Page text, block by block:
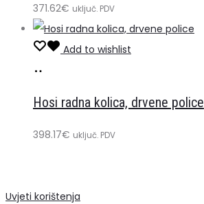
371.62€ uključ. PDV
Add to wishlist
košaricu
Hosi radna kolica, drvene police
398.17€ uključ. PDV
Uvjeti korištenja